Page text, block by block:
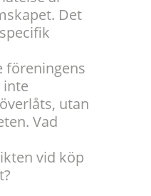
Det
föreningens
inte
utan
Vad
vid köp